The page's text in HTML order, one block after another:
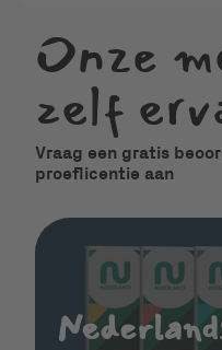
Onze
zelf
Vraag een gratis
proeflicentie aan